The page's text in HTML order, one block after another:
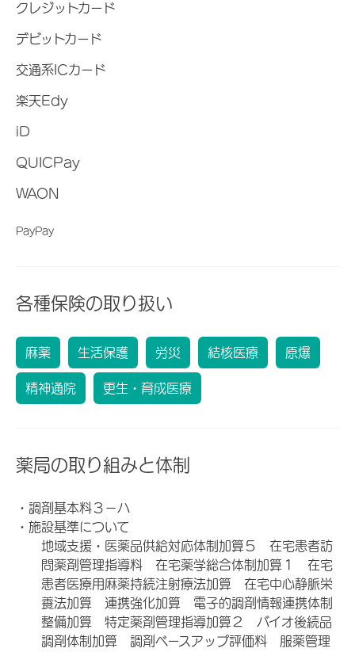
クレジットカード
デビットカード
交通系ICカード
楽天Edy
iD
QUICPay
WAON
PayPay
各種保険の取り扱い
麻薬 生活保護 労災 結核医療 原爆
精神通院 更生・育成医療
薬局の取り組みと体制
・調剤基本料３－ハ
・施設基準について
地域支援・医薬品供給対応体制加算５ 在宅患者訪
問薬剤管理指導料 在宅薬学総合体制加算１ 在宅
患者医療用麻薬持続注射療法加算 在宅中心静脈栄
養法加算 連携強化加算 電子的調剤情報連携体制
整備加算 特定薬剤管理指導加算２ バイオ後続品
調剤体制加算 調剤ベースアップ評価料 服薬管理